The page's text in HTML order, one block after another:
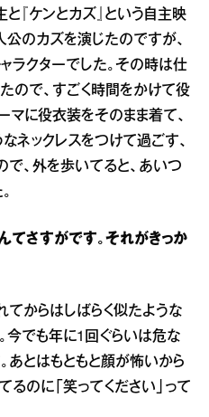
『ケンとカズ』という自主映
公のカズを演じたのですが、
ラクターでした。その時は仕
ので、すごく時間をかけて役
マに役衣装をそのまま着て、
ネックレスをつけて過ごす、
で、外を歩いてると、あいつ
さすがです。それがきっか
てからはしばらく似たような
今でも年に1回ぐらいは危な
あとはもともと顔が怖いから
るのに「笑ってください」って